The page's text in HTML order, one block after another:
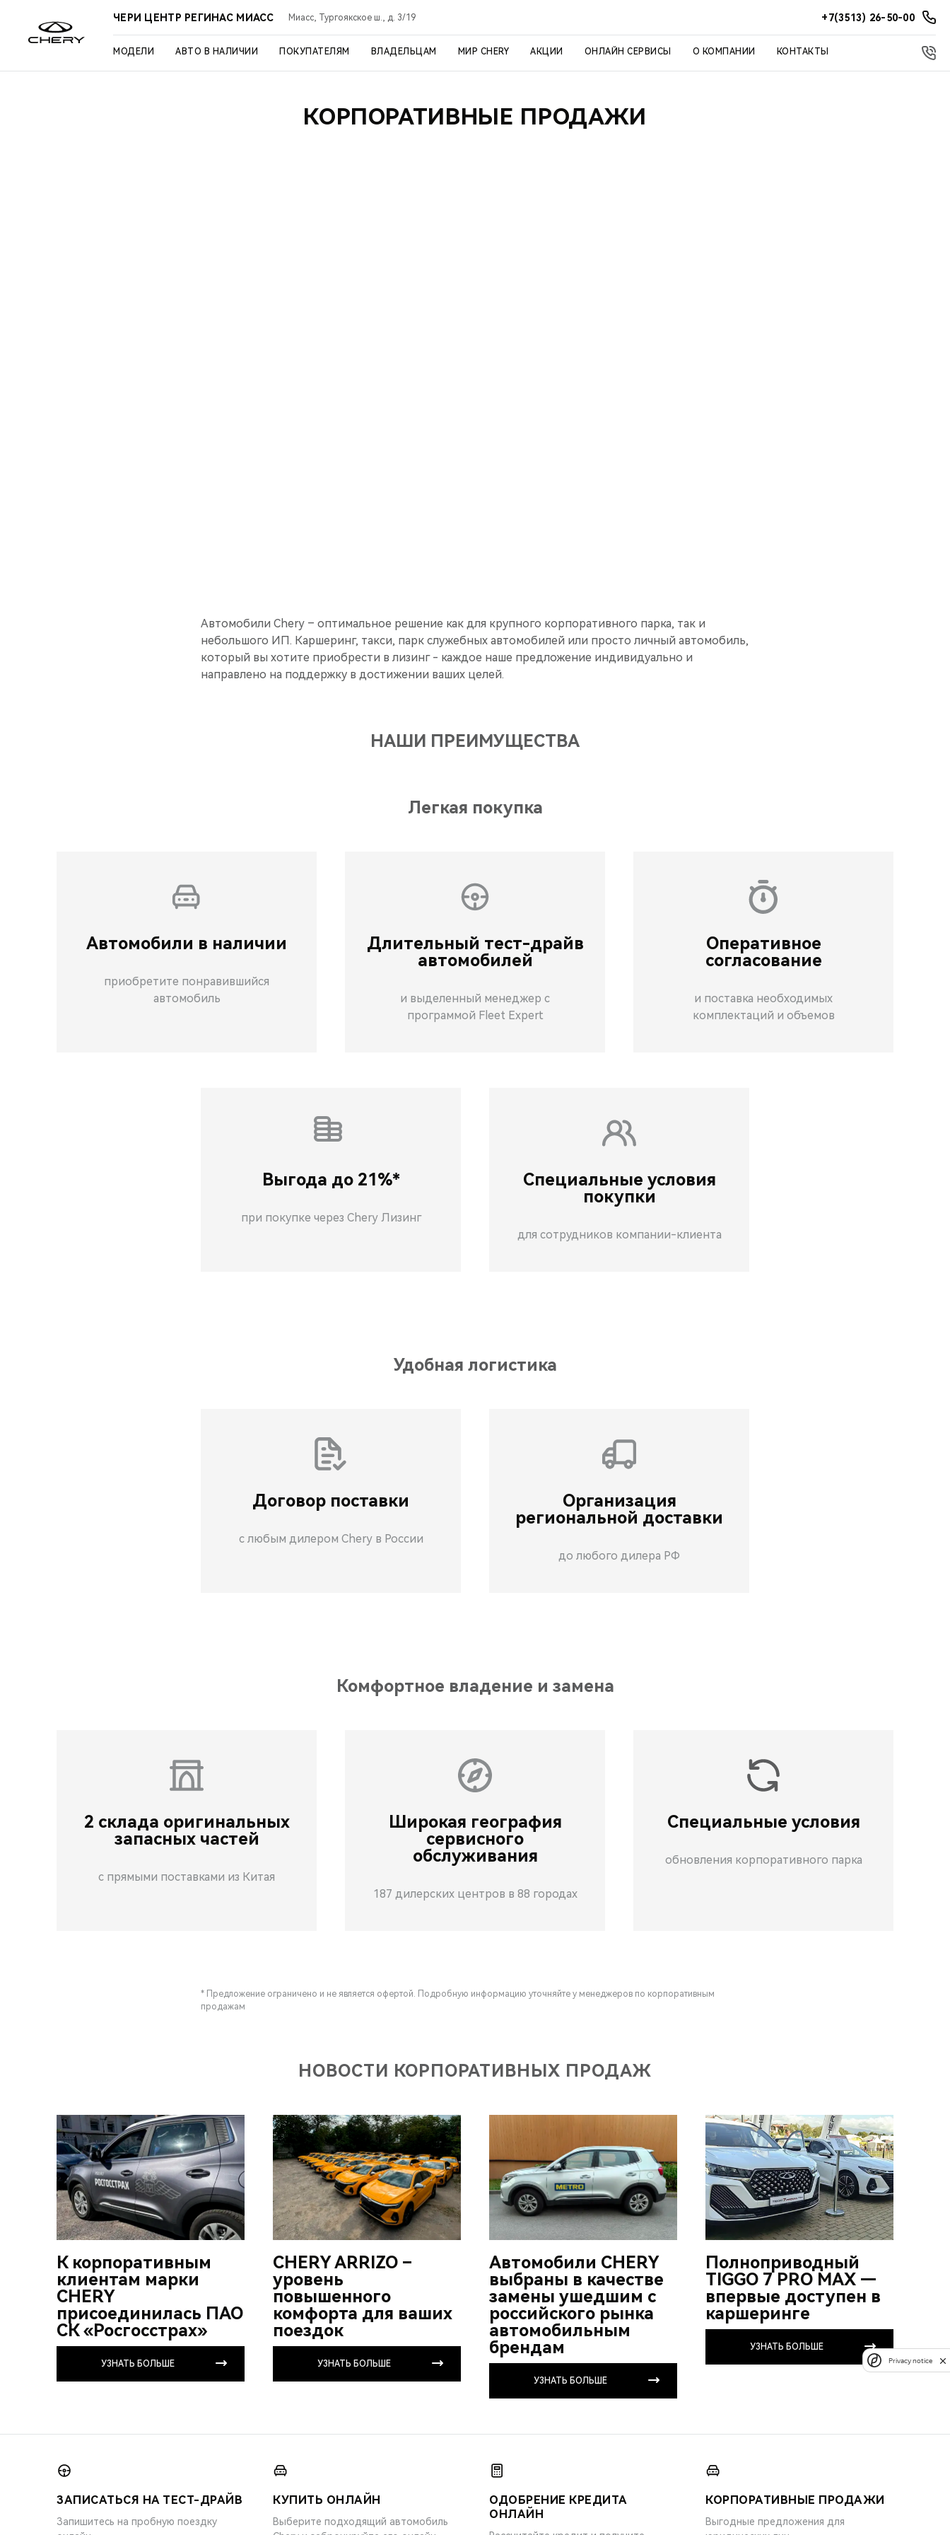
ЧЕРИ ЦЕНТР РЕГИНАС МИАСС Миасс, Тургоякское ш., д. 3/19 +7(3513) 26-50-00
МОДЕЛИ АВТО В НАЛИЧИИ ПОКУПАТЕЛЯМ ВЛАДЕЛЬЦАМ МИР CHERY АКЦИИ ОНЛАЙН СЕРВИСЫ О КОМПАНИИ КОНТАКТЫ
КОРПОРАТИВНЫЕ ПРОДАЖИ
Автомобили Chery – оптимальное решение как для крупного корпоративного парка, так и
небольшого ИП. Каршеринг, такси, парк служебных автомобилей или просто личный автомобиль,
который вы хотите приобрести в лизинг - каждое наше предложение индивидуально и
направлено на поддержку в достижении ваших целей.
НАШИ ПРЕИМУЩЕСТВА
Легкая покупка
Автомобили в наличии
приобретите понравившийся
автомобиль
Длительный тест-драйв
автомобилей
и выделенный менеджер с
программой Fleet Expert
Оперативное
согласование
и поставка необходимых
комплектаций и объемов
Выгода до 21%*
при покупке через Chery Лизинг
Специальные условия
покупки
для сотрудников компании-клиента
Удобная логистика
Договор поставки
с любым дилером Chery в России
Организация
региональной доставки
до любого дилера РФ
Комфортное владение и замена
2 склада оригинальных
запасных частей
с прямыми поставками из Китая
Широкая география
сервисного
обслуживания
187 дилерских центров в 88 городах
Специальные условия
обновления корпоративного парка
* Предложение ограничено и не является офертой. Подробную информацию уточняйте у менеджеров по корпоративным
продажам
НОВОСТИ КОРПОРАТИВНЫХ ПРОДАЖ
К корпоративным
клиентам марки
CHERY
присоединилась ПАО
СК «Росгосстрах»
УЗНАТЬ БОЛЬШЕ
CHERY ARRIZO –
уровень
повышенного
комфорта для ваших
поездок
УЗНАТЬ БОЛЬШЕ
Автомобили CHERY
выбраны в качестве
замены ушедшим с
российского рынка
автомобильным
брендам
УЗНАТЬ БОЛЬШЕ
Полноприводный
TIGGO 7 PRO MAX —
впервые доступен в
каршеринге
УЗНАТЬ БОЛЬШЕ
ЗАПИСАТЬСЯ НА ТЕСТ-ДРАЙВ
Запишитесь на пробную поездку
КУПИТЬ ОНЛАЙН
Выберите подходящий автомобиль
ОДОБРЕНИЕ КРЕДИТА
ОНЛАЙН
КОРПОРАТИВНЫЕ ПРОДАЖИ
Выгодные предложения для
Privacy notice